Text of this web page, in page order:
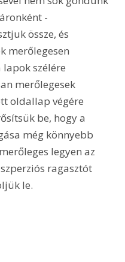
-
össze, és
merőlegesen
szélére
merőlegesek
oldallap végére
be, hogy a
még könnyebb
legyen az
ragasztót
le.